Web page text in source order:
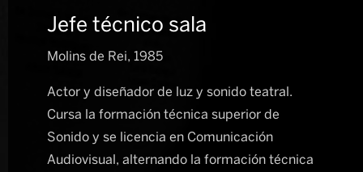
Jefe técnico sala
Molins de Rei, 1985
Actor y diseñador de luz y sonido teatral.
Cursa la formación técnica superior de
Sonido y se licencia en Comunicación
Audiovisual, alternando la formación técnica